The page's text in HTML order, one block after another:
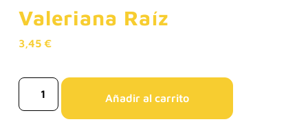
Valeriana Raíz
3,45 €
Añadir al carrito